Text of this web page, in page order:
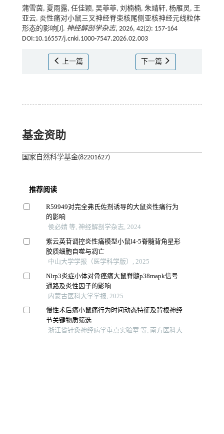
蒲雪茵, 夏雨露, 任佳颖, 吴菲菲, 刘楠楠, 朱靖轩, 杨雁灵, 王
亚云. 炎性痛对小鼠三叉神经脊束核尾侧亚核神经元线粒体
形态的影响[J]. 神经解剖学杂志, 2026, 42(2): 157-164
DOI:10.16557/j.cnki.1000-7547.2026.02.003
上一篇 下一篇
基金资助
国家自然科学基金(82201627)